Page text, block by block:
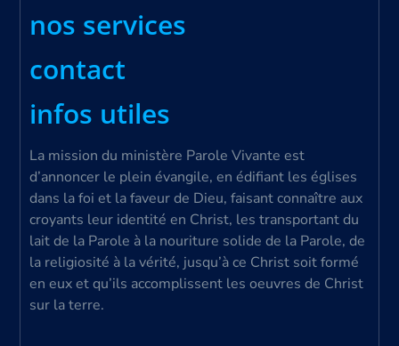
nos services
contact
infos utiles
La mission du ministère Parole Vivante est
d’annoncer le plein évangile, en édifiant les églises
dans la foi et la faveur de Dieu, faisant connaître aux
croyants leur identité en Christ, les transportant du
lait de la Parole à la nouriture solide de la Parole, de
la religiosité à la vérité, jusqu’à ce Christ soit formé
en eux et qu’ils accomplissent les oeuvres de Christ
sur la terre.